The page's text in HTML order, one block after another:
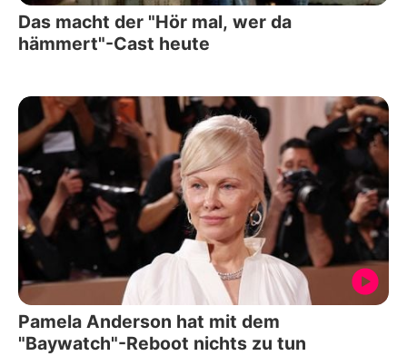
Das macht der "Hör mal, wer da
hämmert"-Cast heute
Pamela Anderson hat mit dem
"Baywatch"-Reboot nichts zu tun